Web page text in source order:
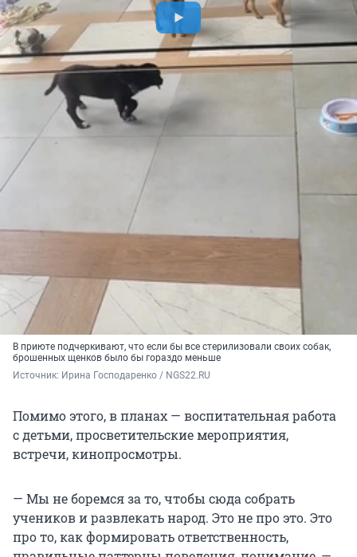
В приюте подчеркивают, что если бы все стерилизовали своих собак,
брошенных щенков было бы гораздо меньше
Источник: Ирина Господаренко / NGS22.RU
Помимо этого, в планах — воспитательная работа
с детьми, просветительские мероприятия,
встречи, кинопросмотры.
— Мы не боремся за то, чтобы сюда собрать
учеников и развлекать народ. Это не про это. Это
про то, как формировать ответственность,